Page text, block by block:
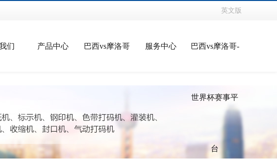
英文版
们 产品中心 巴西vs摩洛哥 服务中心 巴西vs摩洛哥-
世界杯赛事平
台